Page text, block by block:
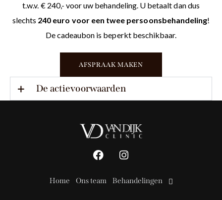
t.w.v. € 240,- voor uw behandeling. U betaalt dan dus
slechts 240 euro voor een twee persoonsbehandeling!
De cadeaubon is beperkt beschikbaar.
AFSPRAAK MAKEN
De actievoorwaarden
Home Ons team Behandelingen